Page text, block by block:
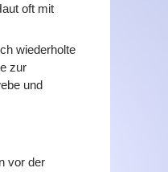
oft mit
wiederholte
zur
und
vor der